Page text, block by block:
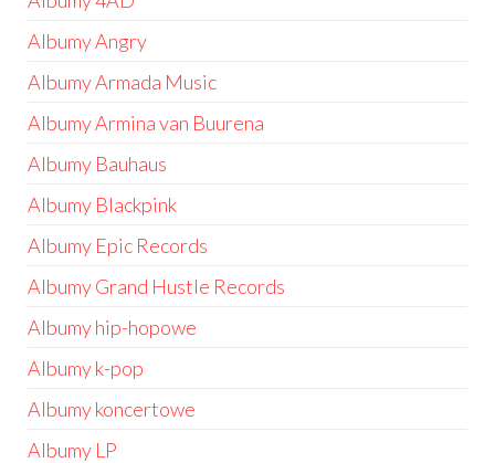
Albumy Angry
Albumy Armada Music
Albumy Armina van Buurena
Albumy Bauhaus
Albumy Blackpink
Albumy Epic Records
Albumy Grand Hustle Records
Albumy hip-hopowe
Albumy k-pop
Albumy koncertowe
Albumy LP